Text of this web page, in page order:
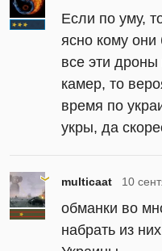
Если по уму,
ясно кому они
все эти
камер, то
время по
укры, да
multicaat 10
обманки во
набрать из